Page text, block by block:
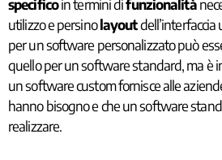
specificoin termini difunzionalità
utilizzo e persinolayoutdell’interfaccia
per un software personalizzato può
quello per un software standard, ma è
un software custom fornisce alle
hanno bisogno e che un software
realizzare.